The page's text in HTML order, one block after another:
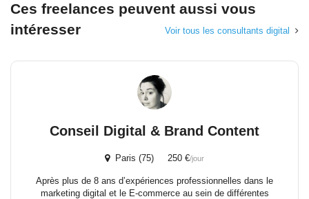
Ces freelances peuvent aussi vous
intéresser
Voir tous les consultants digital
Conseil Digital & Brand Content
Paris (75) 250 €/jour
Après plus de 8 ans d’expériences professionnelles dans le
marketing digital et le E-commerce au sein de différentes